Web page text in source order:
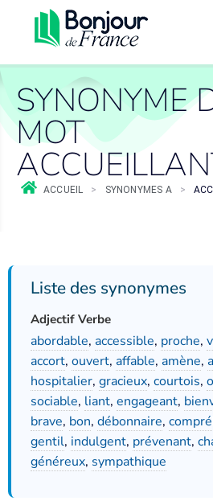
SYNONYME
MOT
ACCUEIL > SYNONYMES A >
Liste des synonymes
Adjectif Verbe
abordable, accessible, proche,
accort, ouvert, affable, amène,
hospitalier, gracieux, courtois,
sociable, liant, engageant,
brave, bon, débonnaire,
gentil, indulgent, prévenant,
généreux, sympathique